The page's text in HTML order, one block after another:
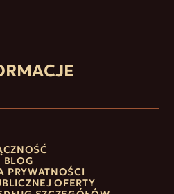
BLOG
PRYWATNOŚCI
OFERTY